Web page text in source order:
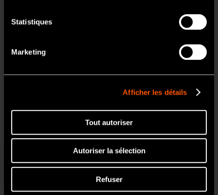
Statistiques
Marketing
Afficher les détails
Tout autoriser
Autoriser la sélection
Refuser
FX205m M4 Set Y1002752
Contenu
Moteur pneumatique (FX205m)
Pièce à main droite (FX65m) Contre-angle (FX25m)